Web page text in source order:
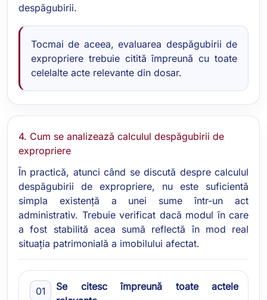
despăgubirii.
Tocmai de aceea, evaluarea despăgubirii de
expropriere trebuie citită împreună cu toate
celelalte acte relevante din dosar.
4. Cum se analizează calculul despăgubirii de
expropriere
În practică, atunci când se discută despre calculul
despăgubirii de expropriere, nu este suficientă
simpla existență a unei sume într-un act
administrativ. Trebuie verificat dacă modul în care
a fost stabilită acea sumă reflectă în mod real
situația patrimonială a imobilului afectat.
Se citesc împreună toate actele